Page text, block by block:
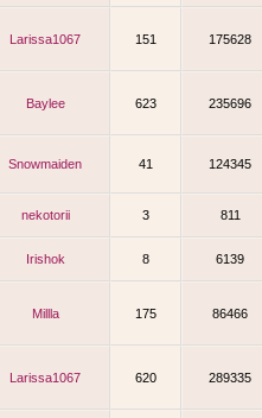
Larissa1067 151 175628
Baylee 623 235696
Snowmaiden 41 124345
nekotorii 3 811
Irishok 8 6139
Millla 175 86466
Larissa1067 620 289335